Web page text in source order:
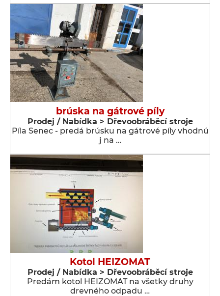
brúska na gátrové píly
Prodej / Nabídka > Dřevoobráběcí stroje
Píla Senec - predá brúsku na gátrové píly vhodnú
j na …
Kotol HEIZOMAT
Prodej / Nabídka > Dřevoobráběcí stroje
Predám kotol HEIZOMAT na všetky druhy
drevného odpadu …